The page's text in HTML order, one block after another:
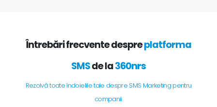
Întrebări frecvente despreplatforma
SMSde la360nrs
Rezolvă toate îndoielile tale despre SMS Marketing pentru
companii.